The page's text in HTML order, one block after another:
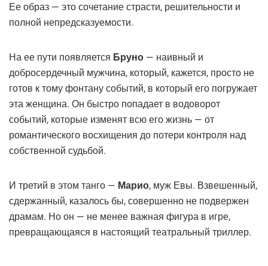
Ее образ — это сочетание страсти, решительности и
полной непредсказуемости.
На ее пути появляется Бруно — наивный и
добросердечный мужчина, который, кажется, просто не
готов к тому фонтану событий, в который его погружает
эта женщина. Он быстро попадает в водоворот
событий, которые изменят всю его жизнь — от
романтического восхищения до потери контроля над
собственной судьбой.
И третий в этом танго — Марио, муж Евы. Взвешенный,
сдержанный, казалось бы, совершенно не подвержен
драмам. Но он — не менее важная фигура в игре,
превращающаяся в настоящий театральный триллер.